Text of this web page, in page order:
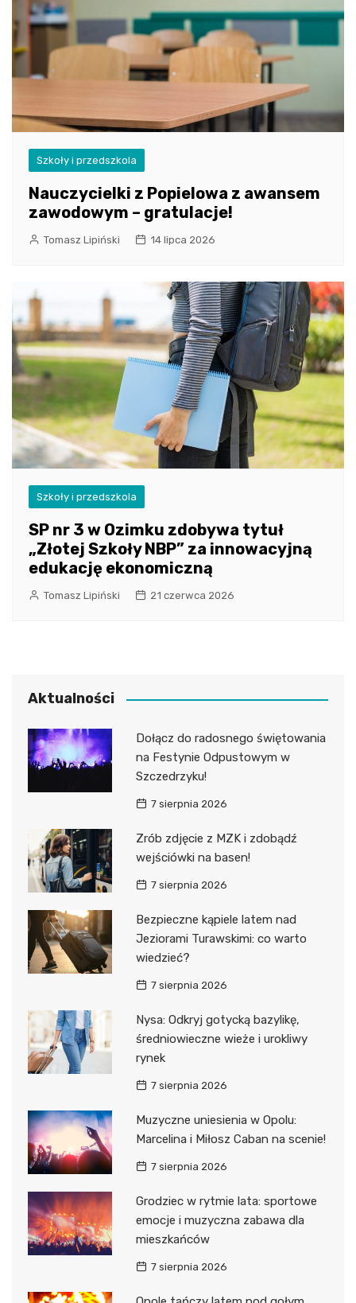
Szkoły i przedszkola
Nauczycielki z Popielowa z awansem
zawodowym – gratulacje!
Tomasz Lipiński 14 lipca 2026
Szkoły i przedszkola
SP nr 3 w Ozimku zdobywa tytuł
„Złotej Szkoły NBP” za innowacyjną
edukację ekonomiczną
Tomasz Lipiński 21 czerwca 2026
Aktualności
Dołącz do radosnego świętowania
na Festynie Odpustowym w
Szczedrzyku!
7 sierpnia 2026
Zrób zdjęcie z MZK i zdobądź
wejściówki na basen!
7 sierpnia 2026
Bezpieczne kąpiele latem nad
Jeziorami Turawskimi: co warto
wiedzieć?
7 sierpnia 2026
Nysa: Odkryj gotycką bazylikę,
średniowieczne wieże i urokliwy
rynek
7 sierpnia 2026
Muzyczne uniesienia w Opolu:
Marcelina i Miłosz Caban na scenie!
7 sierpnia 2026
Grodziec w rytmie lata: sportowe
emocje i muzyczna zabawa dla
mieszkańców
7 sierpnia 2026